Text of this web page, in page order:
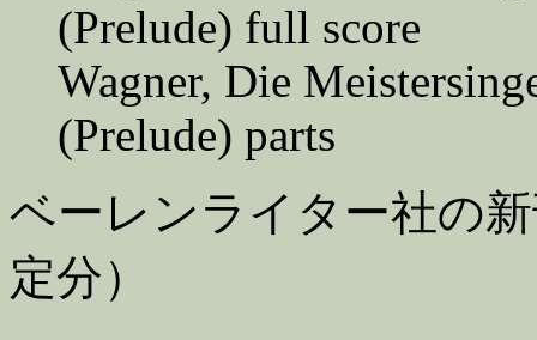
(Prelude) full score
Wagner, Die
(Prelude) parts
ベーレンライター社の
定分）